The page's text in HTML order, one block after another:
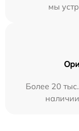
мы
Более 20